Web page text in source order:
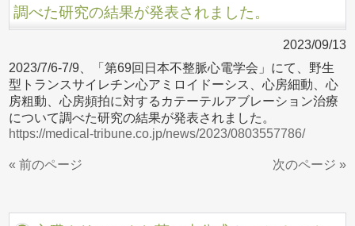
調べた研究の結果が発表されました。
2023/09/13
2023/7/6-7/9、「第69回日本不整脈心電学会」にて、野生
型トランスサイレチン心アミロイドーシス、心房細動、心
房粗動、心房頻拍に対するカテーテルアブレーション治療
について調べた研究の結果が発表されました。
https://medical-tribune.co.jp/news/2023/0803557786/
« 前のページ 次のページ »